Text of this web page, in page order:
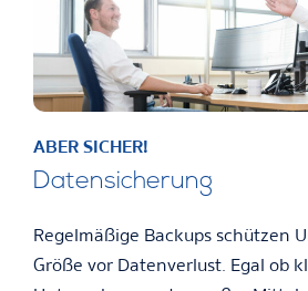
ABER SICHER!
Datensicherung
Regelmäßige Backups schützen
Größe vor Datenverlust. Egal ob